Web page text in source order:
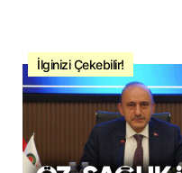
İlginizi Çekebilir!